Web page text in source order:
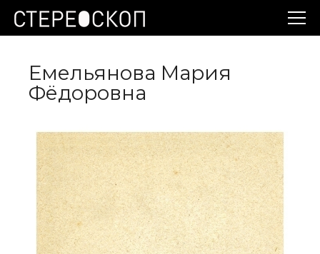
Емельянова Мария
Фёдоровна